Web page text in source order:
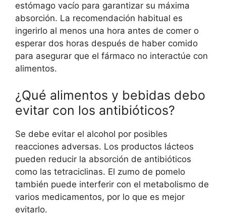
estómago vacío para garantizar su máxima
absorción. La recomendación habitual es
ingerirlo al menos una hora antes de comer o
esperar dos horas después de haber comido
para asegurar que el fármaco no interactúe con
alimentos.
¿Qué alimentos y bebidas debo
evitar con los antibióticos?
Se debe evitar el alcohol por posibles
reacciones adversas. Los productos lácteos
pueden reducir la absorción de antibióticos
como las tetraciclinas. El zumo de pomelo
también puede interferir con el metabolismo de
varios medicamentos, por lo que es mejor
evitarlo.